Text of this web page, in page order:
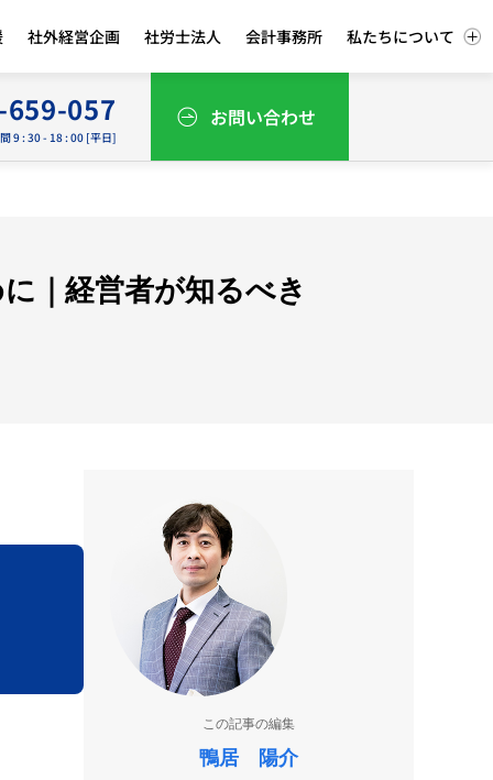
社外経営企画 社労士法人 会計事務所 私たちについて
057
9 : 30 - 18 : 00 [平日]
お問い合わせ
｜経営者が知るべき
この記事の編集
鴨居 陽介